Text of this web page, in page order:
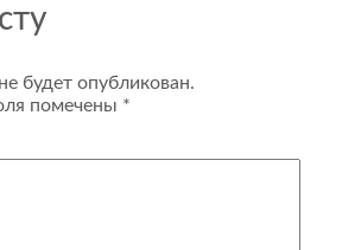
будет опубликован.
помечены *